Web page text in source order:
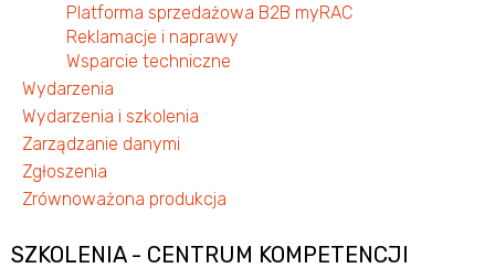
Platforma sprzedażowa B2B myRAC
Reklamacje i naprawy
Wsparcie techniczne
Wydarzenia
Wydarzenia i szkolenia
Zarządzanie danymi
Zgłoszenia
Zrównoważona produkcja
SZKOLENIA - CENTRUM KOMPETENCJI